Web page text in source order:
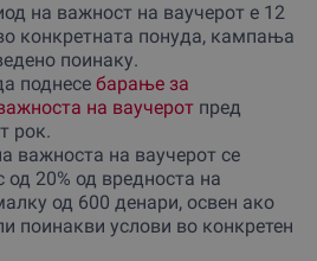
на важност на ваучерот е 12
конкретната понуда, кампања
поинаку.
поднесе барање за
на ваучерот пред
рок.
важноста на ваучерот се
од 20% од вредноста на
од 600 денари, освен ако
поинакви услови во конкретен